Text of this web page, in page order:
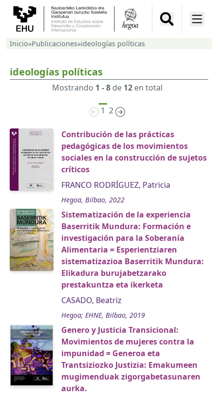
Inicio»Publicaciones»ideologías políticas
ideologías políticas
Mostrando 1 - 8de 12en total
1 2
Contribución de las prácticas
pedagógicas de los movimientos
sociales en la construcción de sujetos
críticos
FRANCO RODRÍGUEZ, Patricia
Hegoa, Bilbao, 2022
Sistematización de la experiencia
Baserritik Mundura: Formación e
investigación para la Soberanía
Alimentaria = Esperientziaren
sistematizazioa Baserritik Mundura:
Elikadura burujabetzarako
prestakuntza eta ikerketa
CASADO, Beatriz
Hegoa; EHNE, Bilbao, 2019
Genero y Justicia Transicional:
Movimientos de mujeres contra la
impunidad = Generoa eta
Trantsiziozko Justizia: Emakumeen
mugimenduak zigorgabetasunaren
aurka.